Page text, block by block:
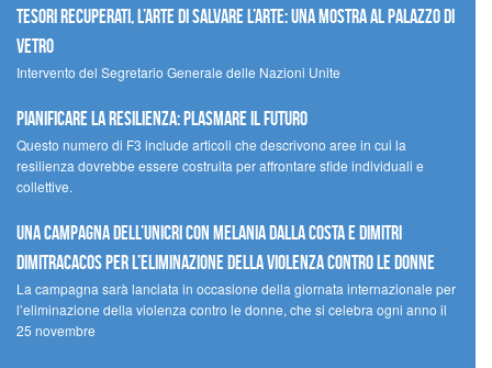
Tesori recuperati, l’arte di salvare l’arte: una mostra al Palazzo di
Vetro
Intervento del Segretario Generale delle Nazioni Unite
Pianificare la resilienza: plasmare il futuro
Questo numero di F3 include articoli che descrivono aree in cui la
resilienza dovrebbe essere costruita per affrontare sfide individuali e
collettive.
Una campagna dell’UNICRI con Melania Dalla Costa e Dimitri
Dimitracacos per l’eliminazione della violenza contro le donne
La campagna sarà lanciata in occasione della giornata internazionale per
l’eliminazione della violenza contro le donne, che si celebra ogni anno il
25 novembre